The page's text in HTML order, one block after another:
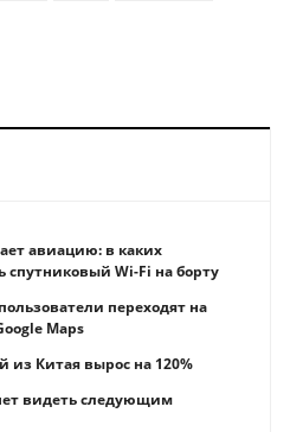
авиацию: в каких
спутниковый Wi-Fi на борту
переходят на
Maps
из Китая вырос на 120%
видеть следующим